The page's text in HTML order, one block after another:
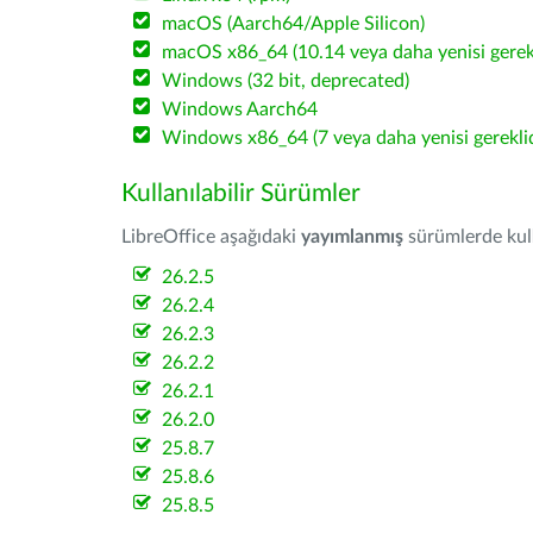
macOS (Aarch64/Apple Silicon)
macOS x86_64 (10.14 veya daha yenisi
Windows (32 bit, deprecated)
Windows Aarch64
Windows x86_64 (7 veya daha yenisi
Kullanılabilir Sürümler
LibreOffice aşağıdaki yayımlanmış sürümlerde
26.2.5
26.2.4
26.2.3
26.2.2
26.2.1
26.2.0
25.8.7
25.8.6
25.8.5